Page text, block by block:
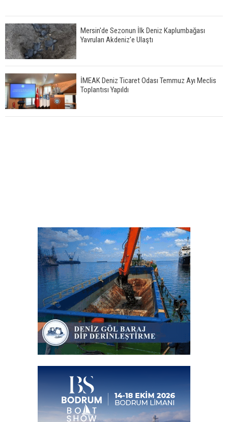
Mersin'de Sezonun İlk Deniz Kaplumbağası
Yavruları Akdeniz'e Ulaştı
İMEAK Deniz Ticaret Odası Temmuz Ayı Meclis
Toplantısı Yapıldı